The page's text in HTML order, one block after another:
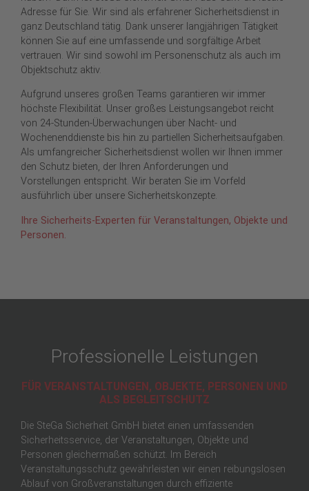
Adresse für Sie. Wir sind als erfahrener Sicherheitsdienst in
ganz Deutschland tätig. Dank unserer langjährigen Tätigkeit
können Sie auf eine umfassende und sorgfältige Arbeit
vertrauen. Wir sind sowohl im Personenschutz als auch im
Objektschutz aktiv.
Aufgrund unseres großen Teams garantieren wir immer
höchste Flexibilität. Unser großes Leistungsangebot reicht
von 24-Stunden-Überwachungen über Nacht- und
Wochenenddienste bis hin zu partiellen Sicherheitsaufgaben.
Als umfangreicher Sicherheitsdienst wollen wir Ihnen immer
den Schutz bieten, der Ihren Anforderungen und
Vorstellungen entspricht. Wir beraten Sie im Vorfeld
ausführlich über unsere Sicherheitskonzepte.
Ihre Sicherheits-Experten für Veranstaltungen, Objekte und
Personen.
Professionelle Leistungen
FÜR VERANSTALTUNGEN, OBJEKTE, PERSONEN UND
ALS BEGLEITSCHUTZ
Die SteGa Sicherheit GmbH bietet einen umfassenden
Sicherheitsservice, der Veranstaltungen, Objekte und
Personen gleichermaßen schützt. Im Bereich
Veranstaltungsschutz gewährleisten wir einen reibungslosen
Ablauf von Großveranstaltungen durch effiziente